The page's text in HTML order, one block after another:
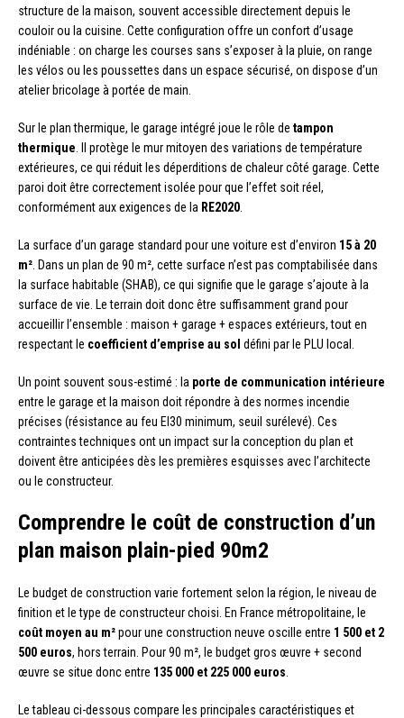
structure de la maison, souvent accessible directement depuis le
couloir ou la cuisine. Cette configuration offre un confort d’usage
indéniable : on charge les courses sans s’exposer à la pluie, on range
les vélos ou les poussettes dans un espace sécurisé, on dispose d’un
atelier bricolage à portée de main.
Sur le plan thermique, le garage intégré joue le rôle de tampon
thermique . Il protège le mur mitoyen des variations de température
extérieures, ce qui réduit les déperditions de chaleur côté garage. Cette
paroi doit être correctement isolée pour que l’effet soit réel,
conformément aux exigences de la RE2020
La surface d’un garage standard pour une voiture est d’environ 15 à 20
m² . Dans un plan de 90 m², cette surface n’est pas comptabilisée dans
la surface habitable (SHAB), ce qui signifie que le garage s’ajoute à la
surface de vie. Le terrain doit donc être suffisamment grand pour
accueillir l’ensemble : maison + garage + espaces extérieurs, tout en
respectant le coefficient d’emprise au sol défini par le PLU local.
Un point souvent sous-estimé : la porte de communication intérieure
entre le garage et la maison doit répondre à des normes incendie
précises (résistance au feu EI30 minimum, seuil surélevé). Ces
contraintes techniques ont un impact sur la conception du plan et
doivent être anticipées dès les premières esquisses avec l’architecte
ou le constructeur.
Comprendre le coût de construction d’un
plan maison plain-pied 90m2
Le budget de construction varie fortement selon la région, le niveau de
finition et le type de constructeur choisi. En France métropolitaine, le
coût moyen au m²pour une construction neuve oscille entre 1 500 et 2
500 euros, hors terrain. Pour 90 m², le budget gros œuvre + second
œuvre se situe donc entre 135 000 et 225 000 euros
Le tableau ci-dessous compare les principales caractéristiques et